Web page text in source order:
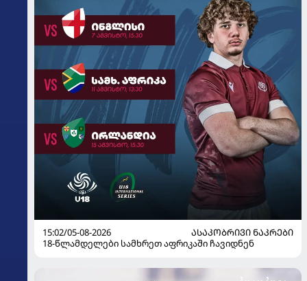
15:02/05-08-2026
ᲐᲡᲐᲙᲝᲑᲠᲘᲕᲘ ᲜᲐᲙᲠᲔᲑᲘ
18-წლამდელები სამხრეთ აფრიკაში ჩავიდნენ